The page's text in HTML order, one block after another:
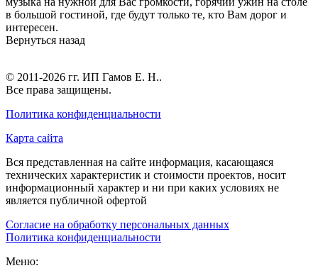
в большой гостиной, где будут только те, кто Вам дорог и
интересен.
Вернуться назад
© 2011-2026 гг. ИП Гамов Е. Н..
Все права защищены.
Политика конфиденциальности
Карта сайта
Вся представленная на сайте информация, касающаяся
технических характеристик и стоимости проектов, носит
информационный характер и ни при каких условиях не
является публичной офертой
Согласие на обработку персональных данных
Политика конфиденциальности
Меню: